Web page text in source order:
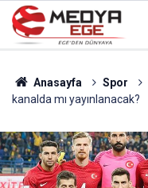
Anasayfa Spor
kanalda mı yayınlanacak?